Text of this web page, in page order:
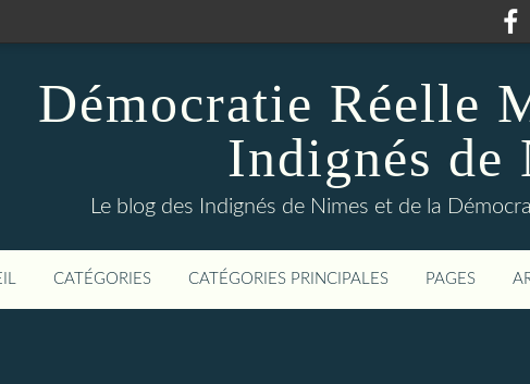
Démocratie Réelle
Indignés de
Le blog des Indignés de Nimes et de la
CATÉGORIES CATÉGORIES PRINCIPALES PAGES